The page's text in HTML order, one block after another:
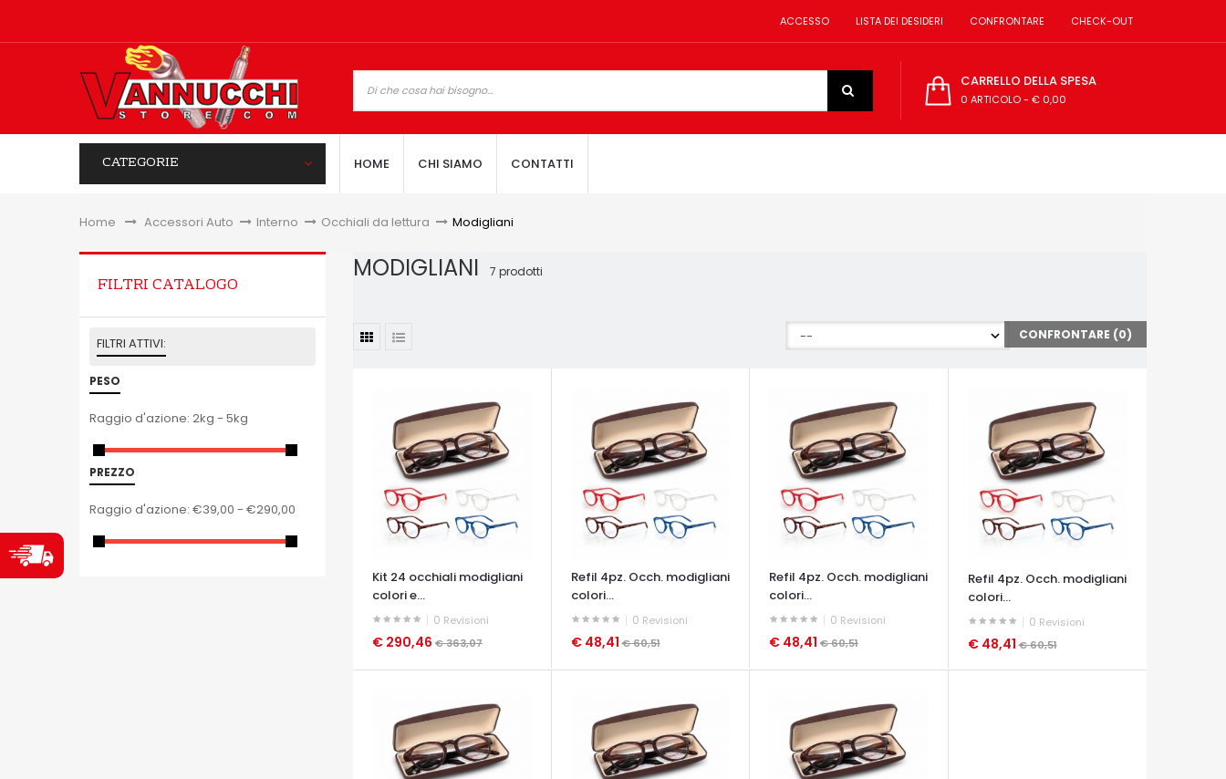
ACCESSO LISTA DEI DESIDERI CONFRONTARE CHECK-OUT
CARRELLO DELLA SPESA
0 ARTICOLO- € 0,00
CATEGORIE HOME CHI SIAMO CONTATTI
Home &gt;Accessori Auto > Interno > Occhiali da lettura > Modigliani
FILTRI CATALOGO
FILTRI ATTIVI:
PESO
Raggio d'azione: 2kg - 5kg
PREZZO
Raggio d'azione: €39,00 - €290,00
MODIGLIANI 7 prodotti
CONFRONTARE (0)
Kit 24 occhiali modigliani
colori e...
0 Revisioni
€ 290,46 € 363,07
Refil 4pz. Occh. modigliani
colori...
0 Revisioni
€ 48,41€ 60,51
Refil 4pz. Occh. modigliani
colori...
0 Revisioni
€ 48,41 € 60,51
Refil 4pz. Occh. modigliani
colori...
0 Revisioni
€ 48,41€ 60,51
OCCHIATA VELOCE